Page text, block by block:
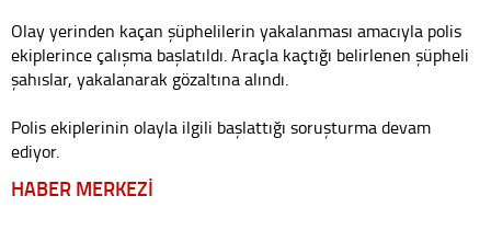
Olay yerinden kaçan şüphelilerin yakalanması amacıyla polis
ekiplerince çalışma başlatıldı. Araçla kaçtığı belirlenen şüpheli
şahıslar, yakalanarak gözaltına alındı.
Polis ekiplerinin olayla ilgili başlattığı soruşturma devam
ediyor.
HABER MERKEZİ